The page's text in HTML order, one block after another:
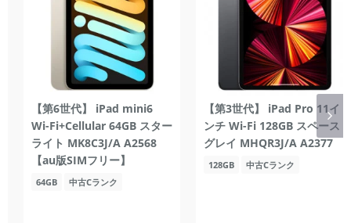
【第6世代】 iPad mini6
Wi-Fi+Cellular 64GB スター
ライト MK8C3J/A A2568
【au版SIMフリー】
64GB 中古Cランク
【第3世代】 iPad Pro 11イ
ンチ Wi-Fi 128GB スペース
グレイ MHQR3J/A A2377
128GB 中古Cランク